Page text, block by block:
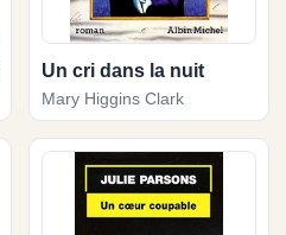
Un cri dans la nuit
Mary Higgins Clark